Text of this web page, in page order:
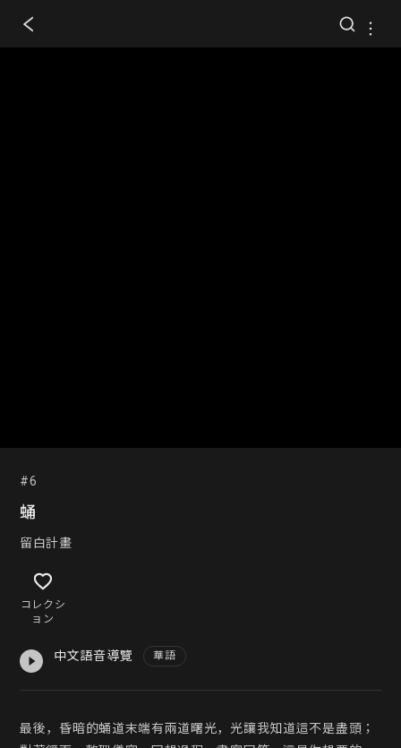
#6
蛹
留白計畫
コレクシ
ョン
中文語音導覽 華語
最後，昏暗的蛹道末端有兩道曙光，光讓我知道這不是盡頭；